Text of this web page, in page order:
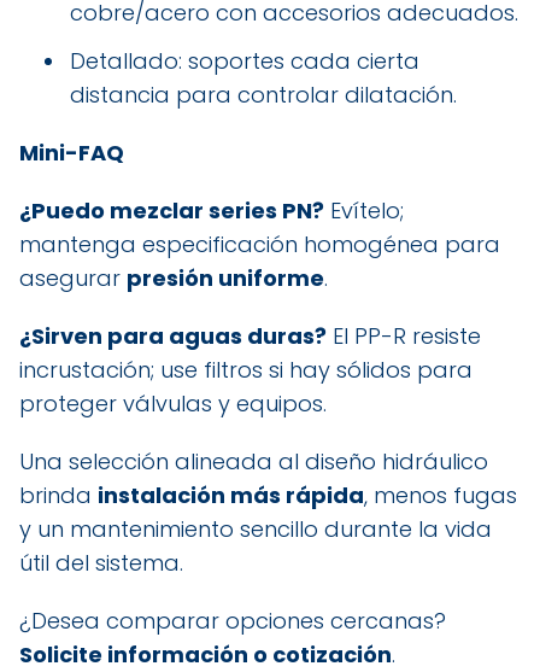
cobre/acero con accesorios adecuados.
Detallado: soportes cada cierta
distancia para controlar dilatación.
Mini-FAQ
¿Puedo mezclar series PN? Evítelo;
mantenga especificación homogénea para
asegurar presión uniforme.
¿Sirven para aguas duras? El PP-R resiste
incrustación; use filtros si hay sólidos para
proteger válvulas y equipos.
Una selección alineada al diseño hidráulico
brinda instalación más rápida, menos fugas
y un mantenimiento sencillo durante la vida
útil del sistema.
¿Desea comparar opciones cercanas?
Solicite información o cotización.